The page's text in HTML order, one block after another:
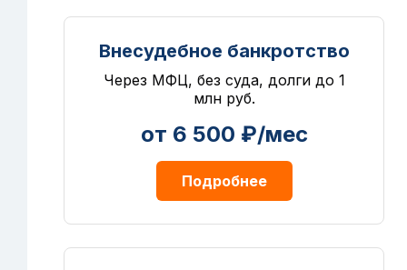
Внесудебное банкротство
Через МФЦ, без суда, долги до 1
млн руб.
от 6 500 ₽/мес
Подробнее